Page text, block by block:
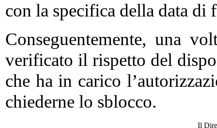
con la specifica della data di
Conseguentemente, una
verificato il rispetto del
che ha in carico
chiederne lo sblocco.
Il